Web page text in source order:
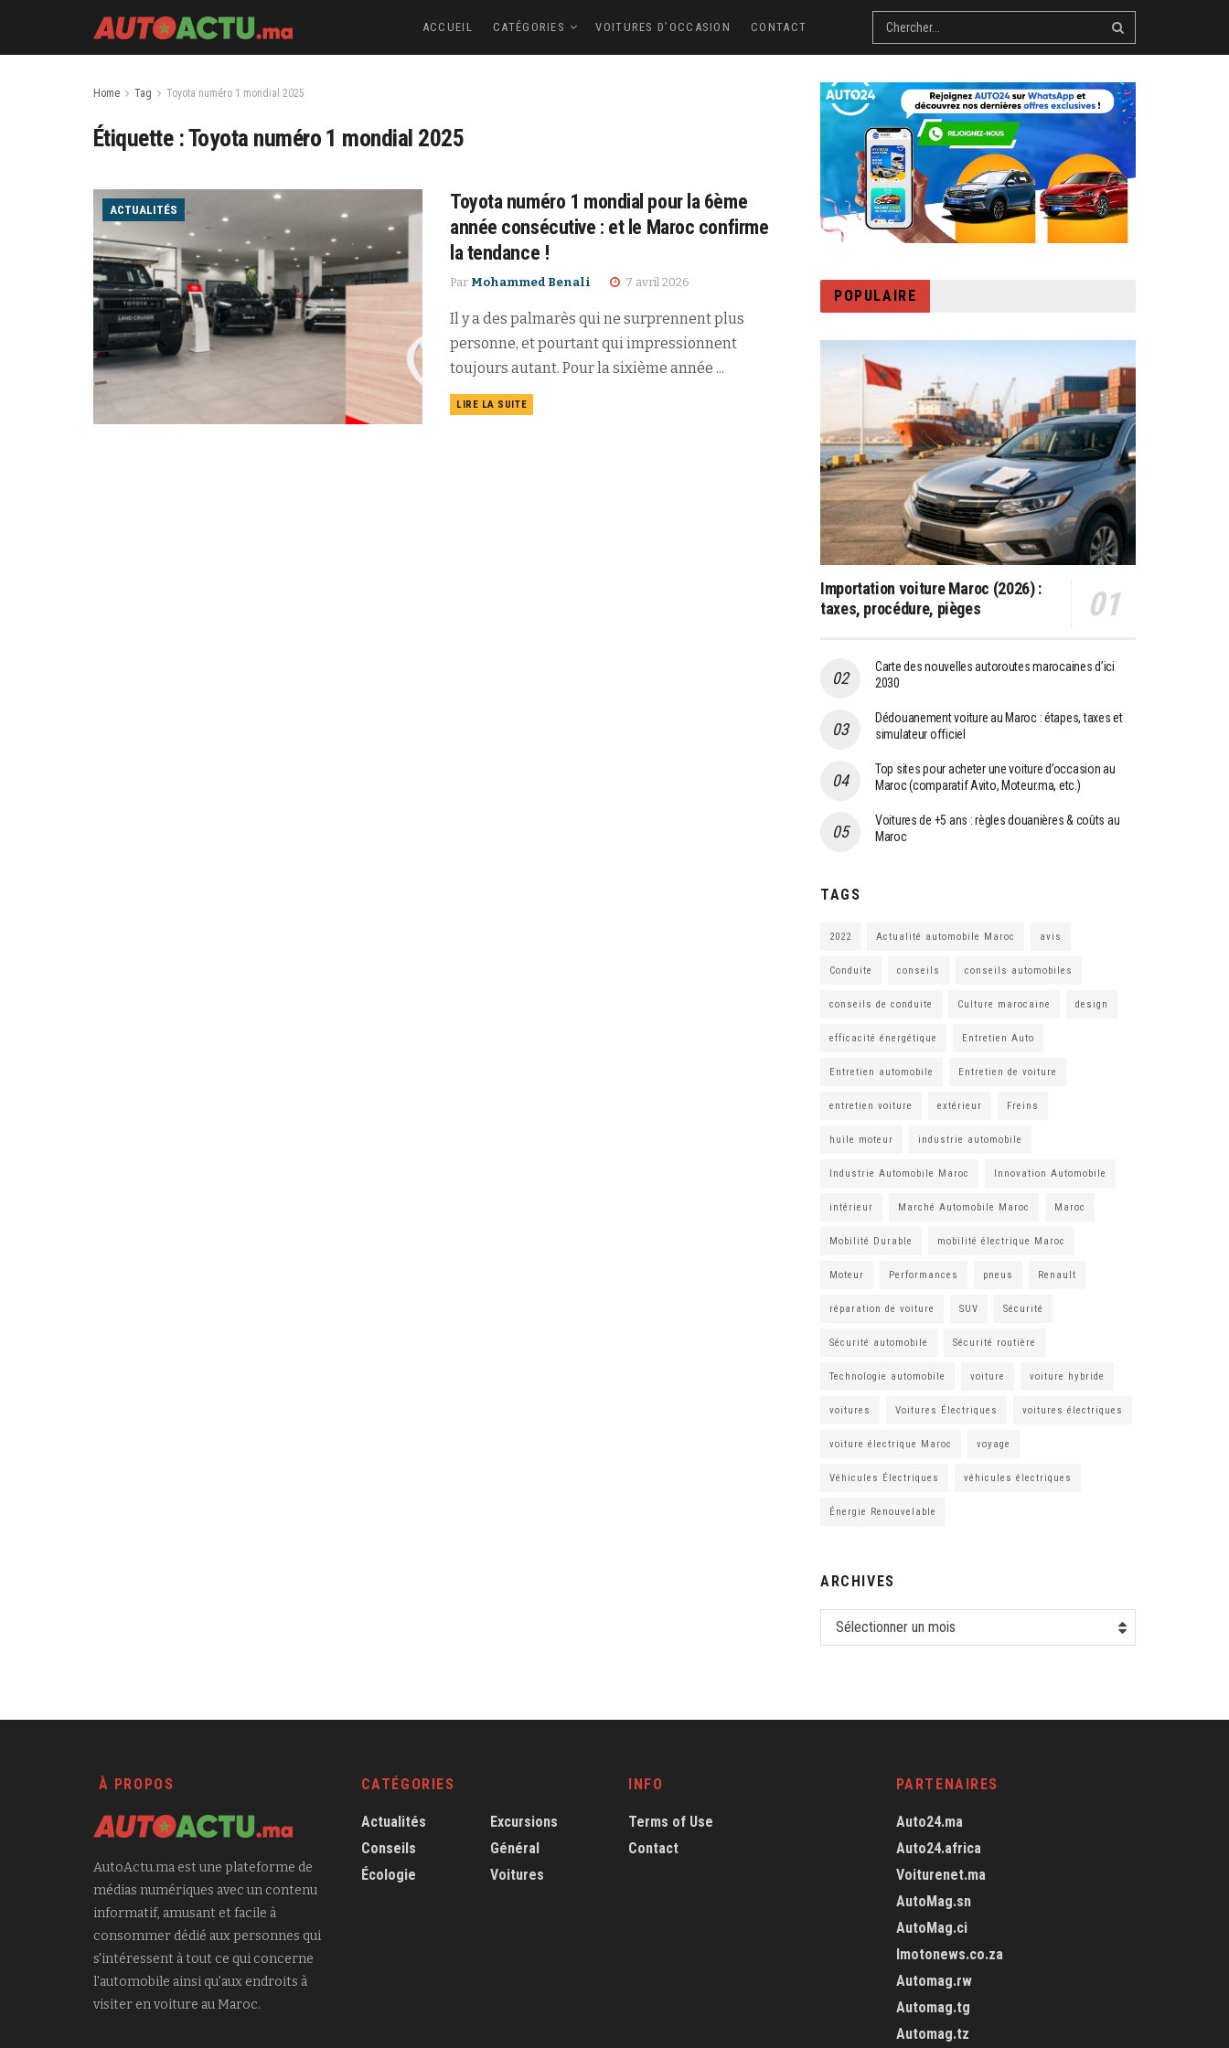
ACCUEIL CATÉGORIES VOITURES D’OCCASION CONTACT
Home Tag Toyota numéro 1 mondial 2025
Étiquette :Toyota numéro 1 mondial 2025
ACTUALITÉS
Toyota numéro 1 mondial pour la 6ème
année consécutive : et le Maroc confirme
la tendance !
Par Mohammed Benali 7 avril 2026
Il y a des palmarès qui ne surprennent plus
personne, et pourtant qui impressionnent
toujours autant. Pour la sixième année ...
LIRE LA SUITE
POPULAIRE
Importation voiture Maroc (2026) :
taxes, procédure, pièges
Carte des nouvelles autoroutes marocaines d’ici
2030
Dédouanement voiture au Maroc : étapes, taxes et
simulateur officiel
Top sites pour acheter une voiture d’occasion au
Maroc (comparatif Avito, Moteur.ma, etc.)
Voitures de +5 ans : règles douanières & coûts au
Maroc
TAGS
2022 Actualité automobile Maroc avis
Conduite conseils conseils automobiles
conseils de conduite Culture marocaine design
efficacité énergétique Entretien Auto
Entretien automobile Entretien de voiture
entretien voiture extérieur Freins
huile moteur industrie automobile
Industrie Automobile Maroc Innovation Automobile
intérieur Marché Automobile Maroc Maroc
Mobilité Durable mobilité électrique Maroc
Moteur Performances pneus Renault
réparation de voiture SUV Sécurité
Sécurité automobile Sécurité routière
Technologie automobile voiture voiture hybride
voitures Voitures Électriques voitures électriques
voiture électrique Maroc voyage
Véhicules Électriques véhicules électriques
Énergie Renouvelable
ARCHIVES
Sélectionner un mois
À PROPOS
AutoActu.ma est une plateforme de
médias numériques avec un contenu
informatif, amusant et facile à
consommer dédié aux personnes qui
s'intéressent à tout ce qui concerne
l'automobile ainsi qu'aux endroits à
visiter en voiture au Maroc.
CATÉGORIES
Actualités
Conseils
Écologie
Excursions
Général
Voitures
INFO
Terms of Use
Contact
PARTENAIRES
Auto24.ma
Auto24.africa
Voiturenet.ma
AutoMag.sn
AutoMag.ci
Imotonews.co.za
Automag.rw
Automag.tg
Automag.tz